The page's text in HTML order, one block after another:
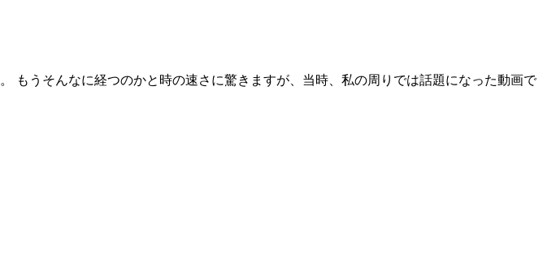
もうそんなに経つのかと時の速さに驚きますが、当時、私の周りでは話題になった動画で